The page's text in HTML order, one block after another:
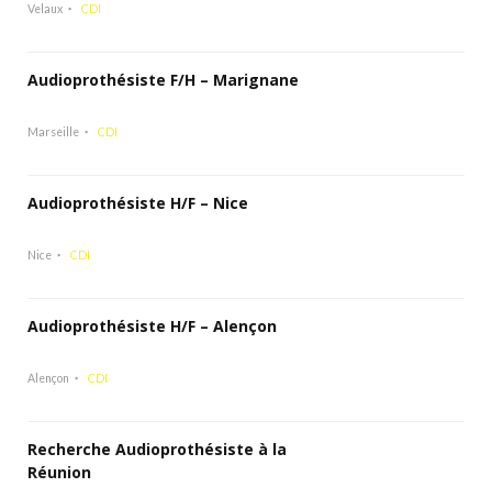
Velaux CDI
Audioprothésiste F/H – Marignane
Marseille CDI
Audioprothésiste H/F – Nice
Nice CDI
Audioprothésiste H/F – Alençon
Alençon CDI
Recherche Audioprothésiste à la
Réunion